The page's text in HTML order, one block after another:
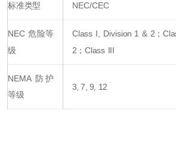
标准类型 NEC/CEC
NEC 危险等
级
Class I, Division 1 & 2；
2；Class III
NEMA 防护
等级
3, 7, 9, 12